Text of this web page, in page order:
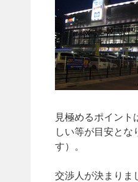
見極めるポイン
しい等が目安とな
す）。
交渉人が決まりま